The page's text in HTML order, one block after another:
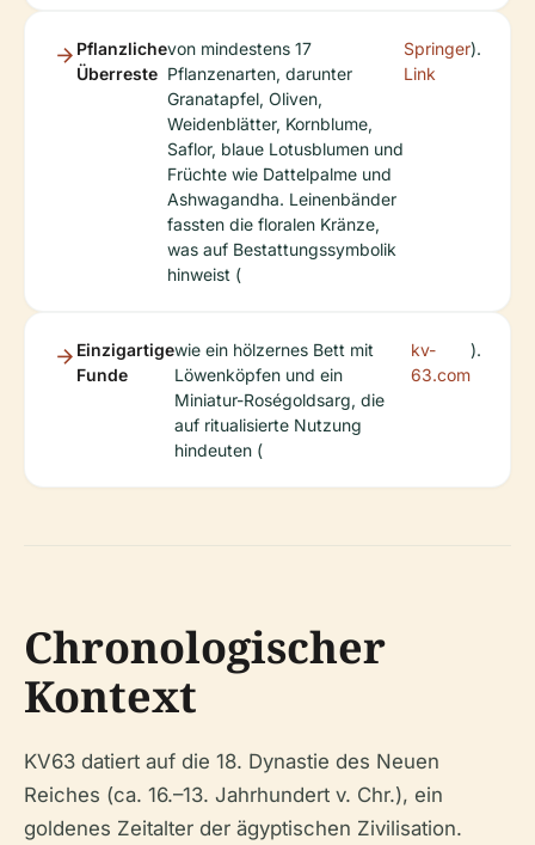
Pflanzliche
Überreste
von mindestens 17
Pflanzenarten, darunter
Granatapfel, Oliven,
Weidenblätter, Kornblume,
Saflor, blaue Lotusblumen und
Früchte wie Dattelpalme und
Ashwagandha. Leinenbänder
fassten die floralen Kränze,
was auf Bestattungssymbolik
hinweist (
Springer
Link
).
Einzigartige
Funde
wie ein hölzernes Bett mit
Löwenköpfen und ein
Miniatur-Roségoldsarg, die
auf ritualisierte Nutzung
hindeuten (
kv-
63.com
).
Chronologischer
Kontext
KV63 datiert auf die 18. Dynastie des Neuen
Reiches (ca. 16.–13. Jahrhundert v. Chr.), ein
goldenes Zeitalter der ägyptischen Zivilisation.